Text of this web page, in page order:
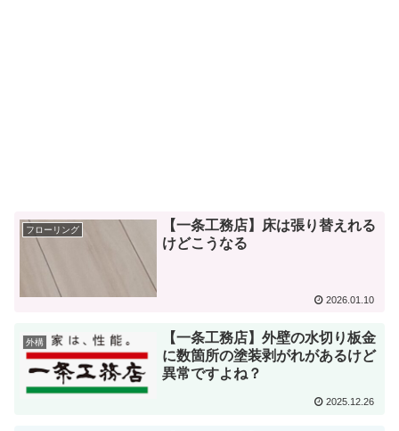
フローリング
【一条工務店】床は張り替えれる
けどこうなる
2026.01.10
外構
【一条工務店】外壁の水切り板金
に数箇所の塗装剥がれがあるけど
異常ですよね？
2025.12.26